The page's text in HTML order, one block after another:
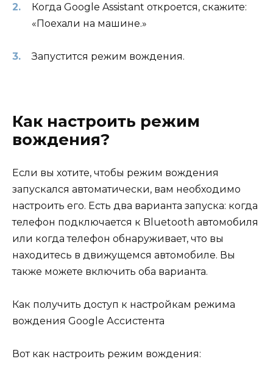
Когда Google Assistant откроется, скажите:
«Поехали на машине.»
Запустится режим вождения.
Как настроить режим
вождения?
Если вы хотите, чтобы режим вождения
запускался автоматически, вам необходимо
настроить его. Есть два варианта запуска: когда
телефон подключается к Bluetooth автомобиля
или когда телефон обнаруживает, что вы
находитесь в движущемся автомобиле. Вы
также можете включить оба варианта.
Как получить доступ к настройкам режима
вождения Google Ассистента
Вот как настроить режим вождения: